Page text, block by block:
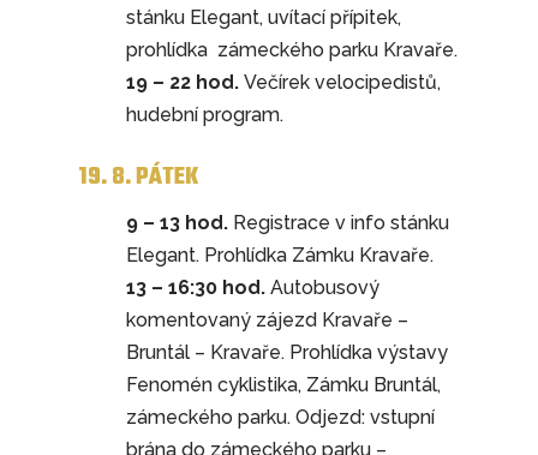
stánku Elegant, uvítací přípitek,
prohlídka zámeckého parku Kravaře.
19 – 22 hod. Večírek velocipedistů,
hudební program.
19. 8. PÁTEK
9 – 13 hod. Registrace v info stánku
Elegant. Prohlídka Zámku Kravaře.
13 – 16:30 hod. Autobusový
komentovaný zájezd Kravaře –
Bruntál – Kravaře. Prohlídka výstavy
Fenomén cyklistika, Zámku Bruntál,
zámeckého parku. Odjezd: vstupní
brána do zámeckého parku –